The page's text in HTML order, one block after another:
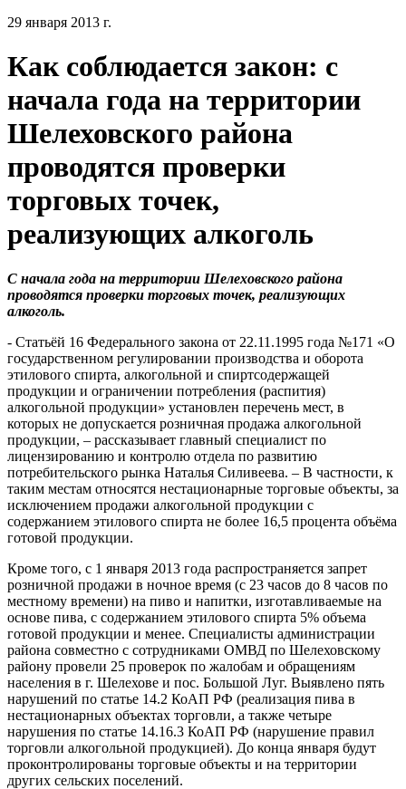
29 января 2013 г.
Как соблюдается закон: с
начала года на территории
Шелеховского района
проводятся проверки
торговых точек,
реализующих алкоголь
С начала года на территории Шелеховского района
проводятся проверки торговых точек, реализующих
алкоголь.
- Статьёй 16 Федерального закона от 22.11.1995 года №171 «О
государственном регулировании производства и оборота
этилового спирта, алкогольной и спиртсодержащей
продукции и ограничении потребления (распития)
алкогольной продукции» установлен перечень мест, в
которых не допускается розничная продажа алкогольной
продукции, – рассказывает главный специалист по
лицензированию и контролю отдела по развитию
потребительского рынка Наталья Силивеева. – В частности, к
таким местам относятся нестационарные торговые объекты, за
исключением продажи алкогольной продукции с
содержанием этилового спирта не более 16,5 процента объёма
готовой продукции.
Кроме того, с 1 января 2013 года распространяется запрет
розничной продажи в ночное время (с 23 часов до 8 часов по
местному времени) на пиво и напитки, изготавливаемые на
основе пива, с содержанием этилового спирта 5% объема
готовой продукции и менее. Специалисты администрации
района совместно с сотрудниками ОМВД по Шелеховскому
району провели 25 проверок по жалобам и обращениям
населения в г. Шелехове и пос. Большой Луг. Выявлено пять
нарушений по статье 14.2 КоАП РФ (реализация пива в
нестационарных объектах торговли, а также четыре
нарушения по статье 14.16.3 КоАП РФ (нарушение правил
торговли алкогольной продукцией). До конца января будут
проконтролированы торговые объекты и на территории
других сельских поселений.